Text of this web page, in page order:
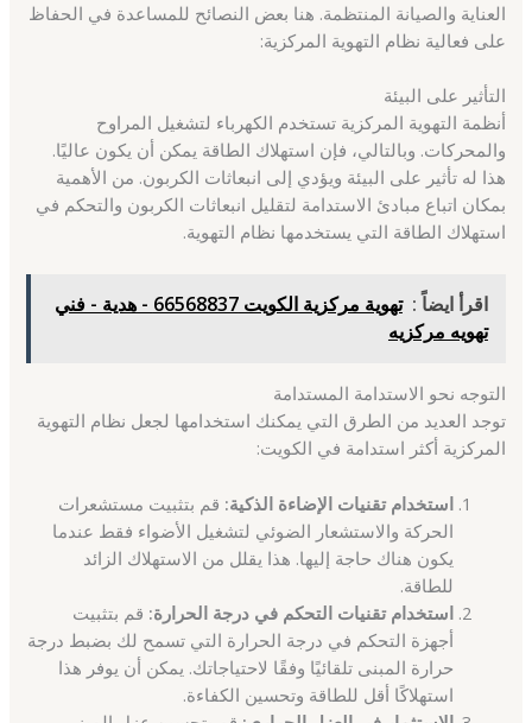
العناية والصيانة المنتظمة. هنا بعض النصائح للمساعدة في الحفاظ
على فعالية نظام التهوية المركزية:
التأثير على البيئة
أنظمة التهوية المركزية تستخدم الكهرباء لتشغيل المراوح
والمحركات. وبالتالي، فإن استهلاك الطاقة يمكن أن يكون عاليًا.
هذا له تأثير على البيئة ويؤدي إلى انبعاثات الكربون. من الأهمية
بمكان اتباع مبادئ الاستدامة لتقليل انبعاثات الكربون والتحكم في
استهلاك الطاقة التي يستخدمها نظام التهوية.
اقرأ ايضاً :
تهوية مركزية الكويت 66568837 - هدية - فني
تهويه مركزيه
التوجه نحو الاستدامة المستدامة
توجد العديد من الطرق التي يمكنك استخدامها لجعل نظام التهوية
المركزية أكثر استدامة في الكويت:
استخدام تقنيات الإضاءة الذكية: قم بتثبيت مستشعرات
الحركة والاستشعار الضوئي لتشغيل الأضواء فقط عندما
يكون هناك حاجة إليها. هذا يقلل من الاستهلاك الزائد
للطاقة.
استخدام تقنيات التحكم في درجة الحرارة: قم بتثبيت
أجهزة التحكم في درجة الحرارة التي تسمح لك بضبط درجة
حرارة المبنى تلقائيًا وفقًا لاحتياجاتك. يمكن أن يوفر هذا
استهلاكًا أقل للطاقة وتحسين الكفاءة.